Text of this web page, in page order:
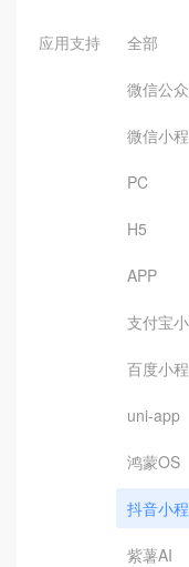
应用支持 全部
微信公
微信小
PC
H5
APP
支付宝
百度小
uni-app
鸿蒙OS
抖音小
紫薯AI